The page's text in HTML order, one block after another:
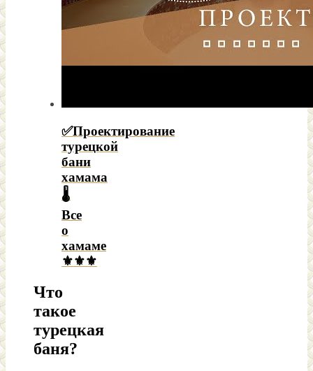
✅Проектирование
турецкой
бани
хамама
🌡
Все
о
хамаме
⚜⚜⚜
Что
такое
турецкая
баня?